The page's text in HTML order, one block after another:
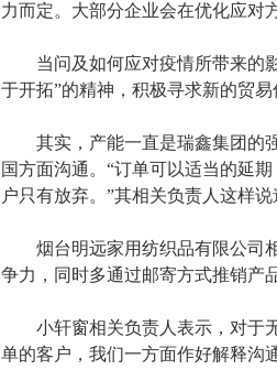
力而定。大部分企业会在优化应对
当问及如何应对疫情所带来的影
于开拓”的精神，积极寻求新的贸
其实，产能一直是瑞鑫集团的强
国方面沟通。“订单可以适当的延
户只有放弃。”其相关负责人这样说
烟台明远家用纺织品有限公司相
争力，同时多通过邮寄方式推销产
小轩窗相关负责人表示，对于无
单的客户，我们一方面作好解释沟